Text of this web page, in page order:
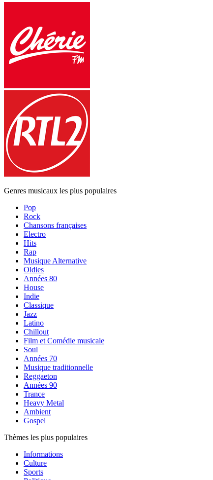
Genres musicaux les plus populaires
Pop
Rock
Chansons françaises
Electro
Hits
Rap
Musique Alternative
Oldies
Années 80
House
Indie
Classique
Jazz
Latino
Chillout
Film et Comédie musicale
Soul
Années 70
Musique traditionnelle
Reggaeton
Années 90
Trance
Heavy Metal
Ambient
Gospel
Thèmes les plus populaires
Informations
Culture
Sports